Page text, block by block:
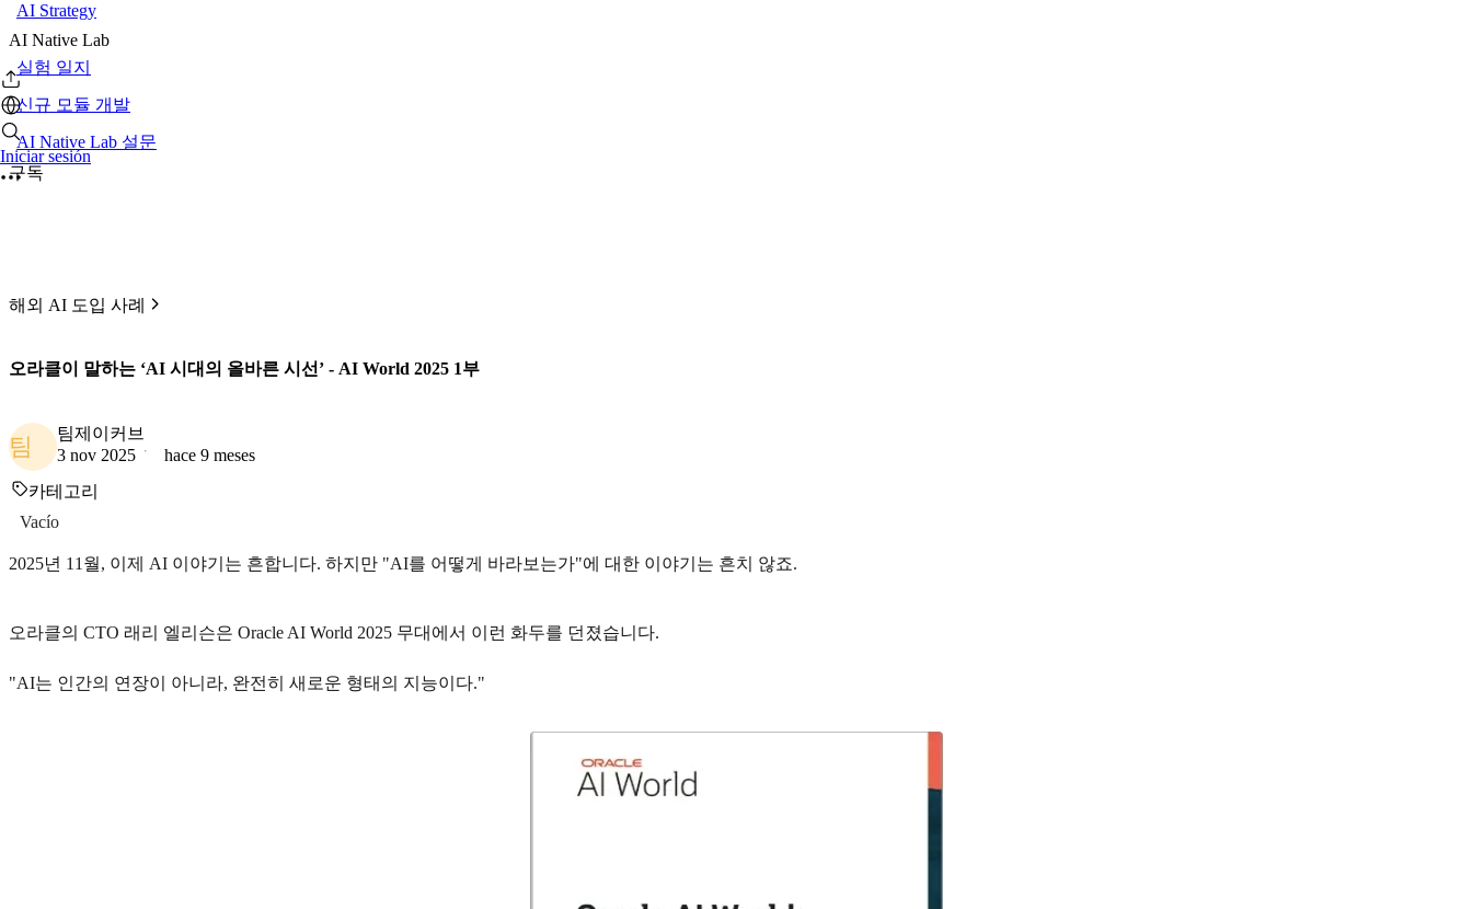
Iniciar sesión
AI Strategy
AI Native Lab
실험 일지
신규 모듈 개발
AI Native Lab 설문
구독
해외 AI 도입 사례
오라클이 말하는 ‘AI 시대의 올바른 시선’ - AI World 2025 1부
팀
팀제이커브
3 nov 2025
hace 9 meses
카테고리
Vacío
2025년 11월, 이제 AI 이야기는 흔합니다. 하지만 "AI를 어떻게 바라보는가"에 대한 이야기는 흔치 않죠.
오라클의 CTO 래리 엘리슨은 Oracle AI World 2025 무대에서 이런 화두를 던졌습니다.
"AI는 인간의 연장이 아니라, 완전히 새로운 형태의 지능이다."